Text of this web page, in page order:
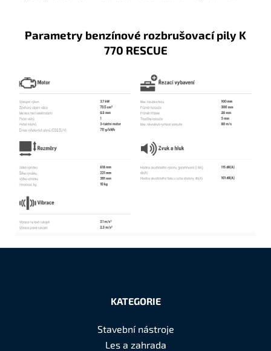
Parametry benzínové rozbrušovací pily K
770 RESCUE
KATEGORIE
Stavební nástroje
Les a zahrada